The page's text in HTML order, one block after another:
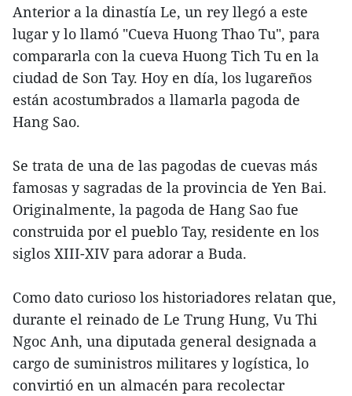
Anterior a la dinastía Le, un rey llegó a este
lugar y lo llamó "Cueva Huong Thao Tu", para
compararla con la cueva Huong Tich Tu en la
ciudad de Son Tay. Hoy en día, los lugareños
están acostumbrados a llamarla pagoda de
Hang Sao.
Se trata de una de las pagodas de cuevas más
famosas y sagradas de la provincia de Yen Bai.
Originalmente, la pagoda de Hang Sao fue
construida por el pueblo Tay, residente en los
siglos XIII-XIV para adorar a Buda.
Como dato curioso los historiadores relatan que,
durante el reinado de Le Trung Hung, Vu Thi
Ngoc Anh, una diputada general designada a
cargo de suministros militares y logística, lo
convirtió en un almacén para recolectar